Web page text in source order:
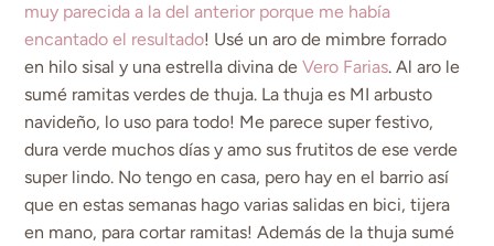
muy parecida a la del anterior porque me había
encantado el resultado! Usé un aro de mimbre forrado
en hilo sisal y una estrella divina deVero Farias. Al aro le
sumé ramitas verdes de thuja. La thuja es MI arbusto
navideño, lo uso para todo! Me parece super festivo,
dura verde muchos días y amo sus frutitos de ese verde
super lindo. No tengo en casa, pero hay en el barrio así
que en estas semanas hago varias salidas en bici, tijera
en mano, para cortar ramitas! Además de la thuja sumé